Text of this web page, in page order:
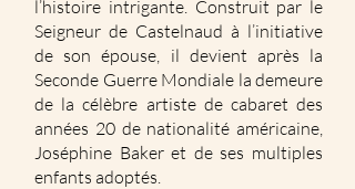
l’histoire intrigante. Construit par le
Seigneur de Castelnaud à l’initiative
de son épouse, il devient après la
Seconde Guerre Mondiale la demeure
de la célèbre artiste de cabaret des
années 20 de nationalité américaine,
Joséphine Baker et de ses multiples
enfants adoptés.